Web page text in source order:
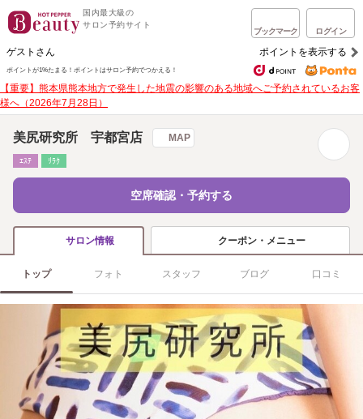
国内最大級の
サロン予約サイト
ブックマーク ログイン
ゲストさん ポイントを表示する
ポイントが1%たまる！ ポイントはサロン予約でつかえる！
【重要】熊本県熊本地方で発生した地震の影響のある地域へご予約されているお客
様へ（2026年7月28日）
美尻研究所 宇都宮店 MAP
ｴｽﾃ ﾘﾗｸ
空席確認・予約する
サロン情報 クーポン・メニュー
トップ フォト スタッフ ブログ 口コミ